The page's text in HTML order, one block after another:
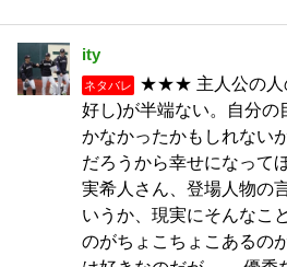
ity
ネタバレ
★★★ 主人公の人
好し)が半端ない。自分の
かなかったかもしれない
だろうから幸せになって
実希人さん、登場人物の
いうか、現実にそんなこ
のがちょこちょこあるの